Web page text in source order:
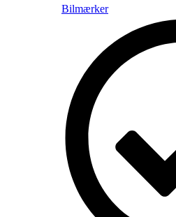
Bilmærker